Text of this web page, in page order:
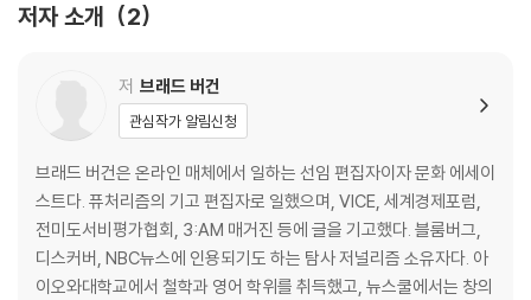
저자 소개 2
저 브래드 버건
관심작가 알림신청
브래드 버건은 온라인 매체에서 일하는 선임 편집자이자 문화 에세이
스트다. 퓨처리즘의 기고 편집자로 일했으며, VICE, 세계경제포럼,
전미도서비평가협회, 3:AM 매거진 등에 글을 기고했다. 블룸버그,
디스커버, NBC뉴스에 인용되기도 하는 탐사 저널리즘 소유자다. 아
이오와대학교에서 철학과 영어 학위를 취득했고, 뉴스쿨에서는 창의